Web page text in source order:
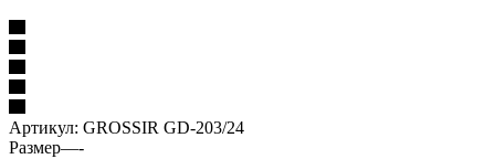
Артикул: GROSSIR GD-203/24
Размер—-